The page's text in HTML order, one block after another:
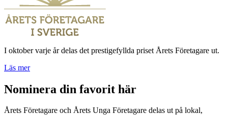
I oktober varje år delas det prestigefyllda priset Årets Företagare ut.
Läs mer
Nominera din favorit här
Årets Företagare och Årets Unga Företagare delas ut på lokal,